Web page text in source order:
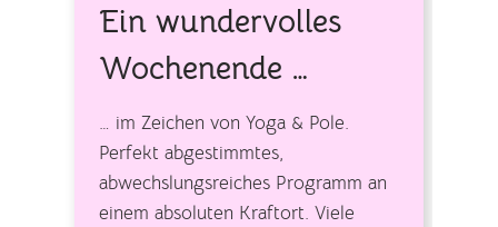
Ein wundervolles
Wochenende …
… im Zeichen von Yoga & Pole.
Perfekt abgestimmtes,
abwechslungsreiches Programm an
einem absoluten Kraftort. Viele